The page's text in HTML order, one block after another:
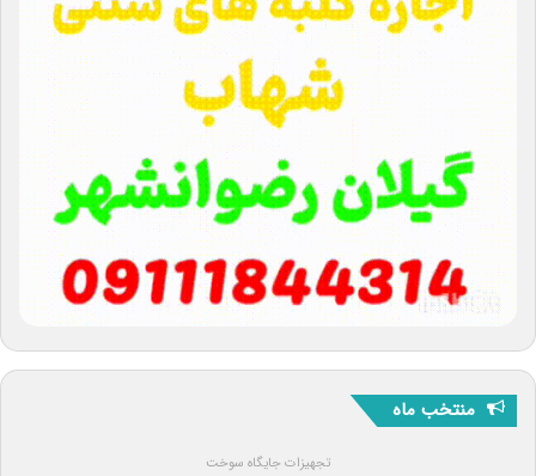
منتخب ماه
تجهیزات جایگاه سوخت